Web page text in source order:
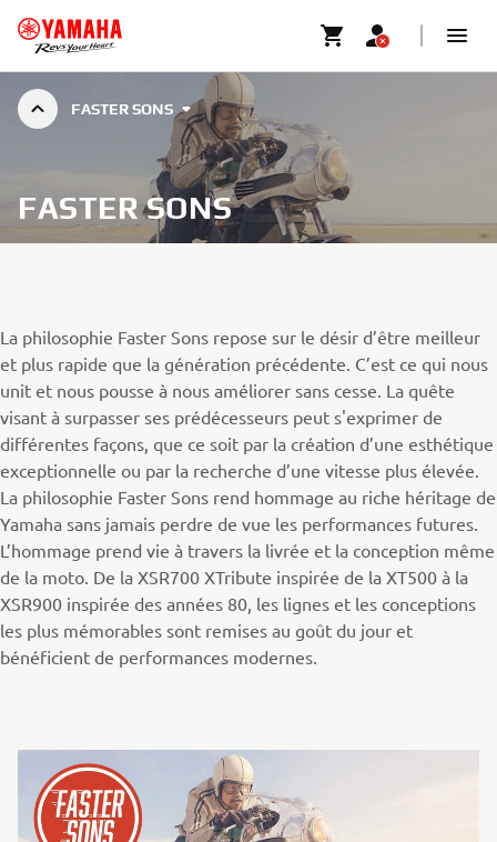
FASTER SONS
FASTER SONS
La philosophie Faster Sons repose sur le désir d’être meilleur
et plus rapide que la génération précédente. C’est ce qui nous
unit et nous pousse à nous améliorer sans cesse. La quête
visant à surpasser ses prédécesseurs peut s'exprimer de
différentes façons, que ce soit par la création d’une esthétique
exceptionnelle ou par la recherche d’une vitesse plus élevée.
La philosophie Faster Sons rend hommage au riche héritage de
Yamaha sans jamais perdre de vue les performances futures.
L’hommage prend vie à travers la livrée et la conception même
de la moto. De la XSR700 XTribute inspirée de la XT500 à la
XSR900 inspirée des années 80, les lignes et les conceptions
les plus mémorables sont remises au goût du jour et
bénéficient de performances modernes.